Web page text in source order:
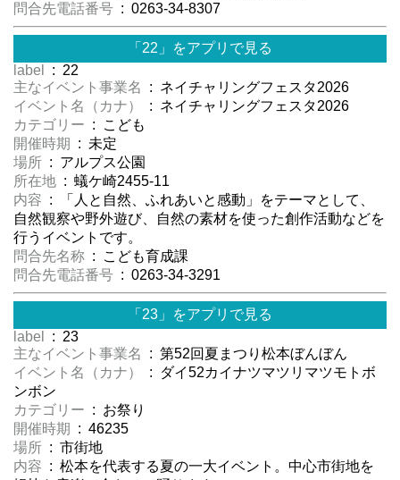
問合先電話番号 : 0263-34-8307
「22」をアプリで見る
label
: 22
主なイベント事業名
: ネイチャリングフェスタ2026
イベント名（カナ）
: ネイチャリングフェスタ2026
カテゴリー : こども
開催時期
: 未定
場所 : アルプス公園
所在地 : 蟻ケ崎2455-11
内容 : 「人と自然、ふれあいと感動」をテーマとして、
自然観察や野外遊び、自然の素材を使った創作活動などを
行うイベントです。
問合先名称 : こども育成課
問合先電話番号 : 0263-34-3291
「23」をアプリで見る
label
: 23
主なイベント事業名
: 第52回夏まつり松本ぼんぼん
イベント名（カナ）
: ダイ52カイナツマツリマツモトボ
ンボン
カテゴリー : お祭り
開催時期
: 46235
場所 : 市街地
内容 : 松本を代表する夏の一大イベント。中心市街地を